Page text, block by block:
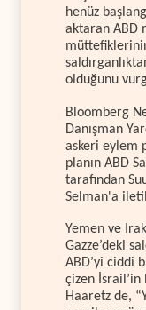
henüz
aktaran ABD
olduğunu
Bloomberg
Danışman
askeri eylem
planın ABD
tarafından
Selman'a
Yemen ve
Gazze’deki
ABD’yi ciddi
çizen
Haaretz de,